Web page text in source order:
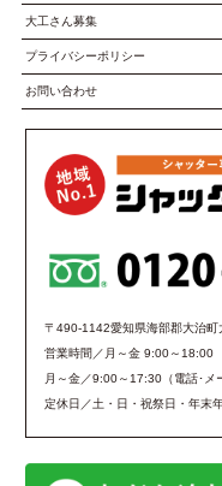
大工さん募集
プライバシーポリシー
お問い合わせ
〒490-1142愛知県海部郡大治
営業時間／月～金 9:00～18:00
月～金／9:00～17:30（電話･メ
定休日／土・日・祝祭日・年末